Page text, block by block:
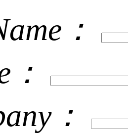
：
：